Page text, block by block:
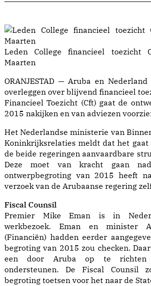
Leden College financieel toezicht
Maarten
ORANJESTAD — Aruba en
overleggen over blijvend financieel
Financieel Toezicht (Cft) gaat de
2015 nakijken en van adviezen
Het Nederlandse ministerie van
Koninkrijksrelaties meldt dat het gaat
de beide regeringen aanvaardbare
Deze moet van kracht gaan
ontwerpbegroting van 2015 heeft
verzoek van de Arubaanse regering
Fiscal Counsil
Premier Mike Eman is in
werkbezoek. Eman en minister
(Financiën) hadden eerder
begroting van 2015 zou checken.
een door Aruba op te richten
ondersteunen. De Fiscal Counsil
begroting toetsen voor het naar de